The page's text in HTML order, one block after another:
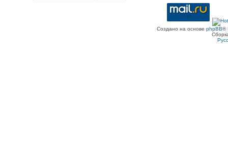
Создано на основе phpBB®